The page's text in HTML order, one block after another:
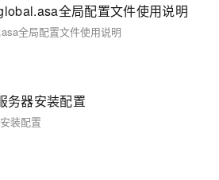
全局配置文件使用说明
全局配置文件使用说明
务器安装配置
装配置